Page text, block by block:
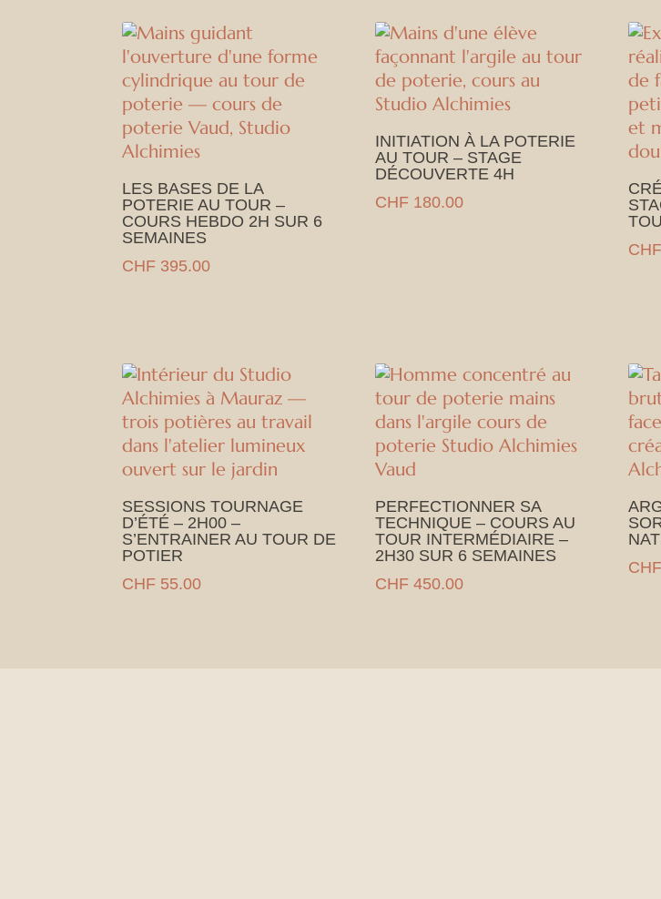
LES BASES DE LA
POTERIE AU TOUR –
COURS HEBDO 2H SUR 6
SEMAINES
CHF 395.00
INITIATION À LA POTERIE
AU TOUR – STAGE
DÉCOUVERTE 4H
CHF 180.00
CHF
SESSIONS TOURNAGE
D’ÉTÉ – 2H00 –
S’ENTRAINER AU TOUR DE
POTIER
CHF 55.00
PERFECTIONNER SA
TECHNIQUE – COURS AU
TOUR INTERMÉDIAIRE –
2H30 SUR 6 SEMAINES
CHF 450.00
CHF